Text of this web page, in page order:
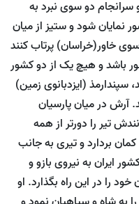
و سرانجام دو سوی نبرد به
نمایان شود و ستیز از میان
خاور(خراسان) پرتاب کنند
باشد و هیچ‌ یک از دو کشور
سپندارمذ (ایزدبانوی زمین)
آرش در میان پارسیان
تیر را دورتر از همه
بردارد و تیری به جانب
ایران به نیروی بازو و
را در این راه بگذارد. او